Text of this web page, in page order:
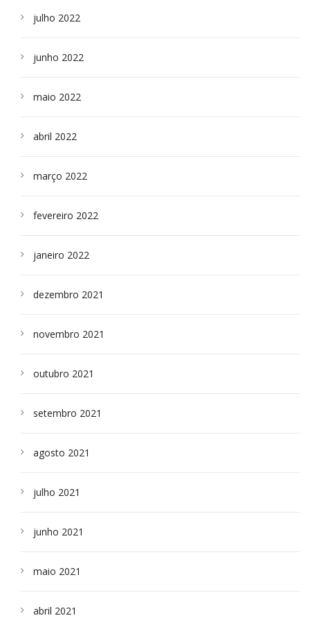
julho 2022
junho 2022
maio 2022
abril 2022
março 2022
fevereiro 2022
janeiro 2022
dezembro 2021
novembro 2021
outubro 2021
setembro 2021
agosto 2021
julho 2021
junho 2021
maio 2021
abril 2021